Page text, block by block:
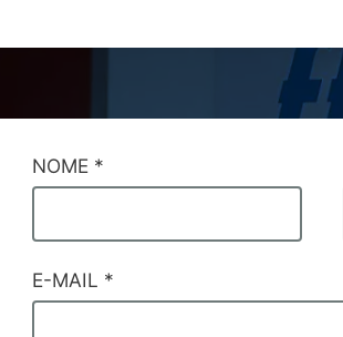
NOME *
E-MAIL *